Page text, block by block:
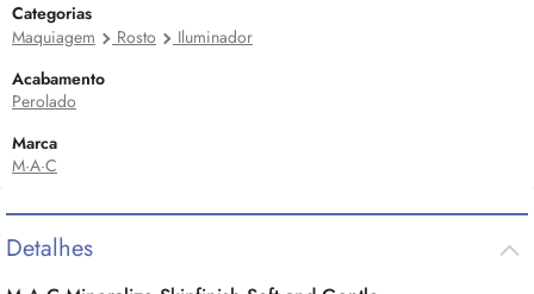
Categorias
Maquiagem
Rosto
Iluminador
Acabamento
Perolado
Marca
M·A·C
Detalhes